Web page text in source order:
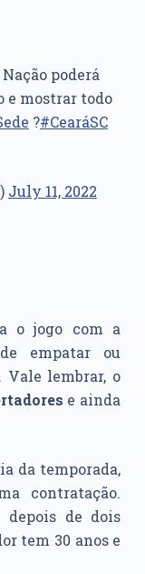
poderá
e mostrar todo
?#CearáSC
July 11, 2022
o jogo com a
empatar ou
lembrar, o
e ainda
da temporada,
contratação.
depois de dois
tem 30 anos e